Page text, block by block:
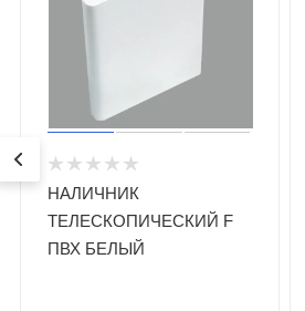
НАЛИЧНИК
ТЕЛЕСКОПИЧЕСКИЙ F
ПВХ БЕЛЫЙ